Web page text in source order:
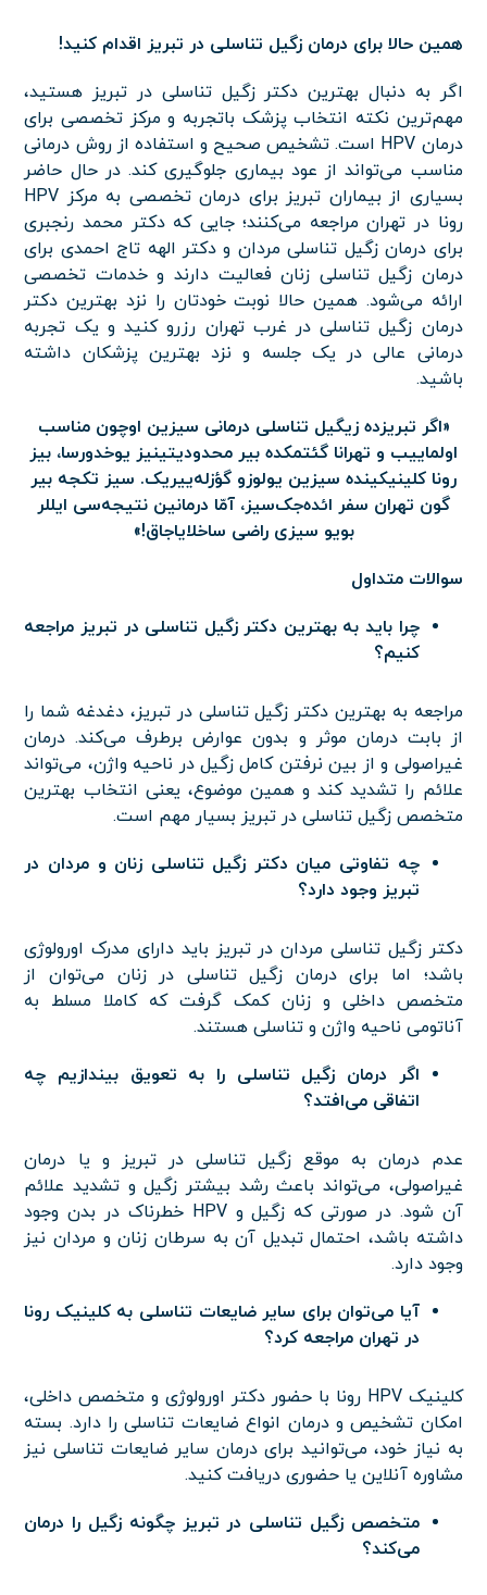
همین حالا برای درمان زگیل تناسلی در تبریز اقدام کنید!
اگر به دنبال بهترین دکتر زگیل تناسلی در تبریز هستید،
مهم‌ترین نکته انتخاب پزشک باتجربه و مرکز تخصصی برای
درمان HPV است. تشخیص صحیح و استفاده از روش درمانی
مناسب می‌تواند از عود بیماری جلوگیری کند. در حال حاضر
بسیاری از بیماران تبریز برای درمان تخصصی به مرکز HPV
رونا در تهران مراجعه می‌کنند؛ جایی که دکتر محمد رنجبری
برای درمان زگیل تناسلی مردان و دکتر الهه تاج احمدی برای
درمان زگیل تناسلی زنان فعالیت دارند و خدمات تخصصی
ارائه می‌شود. همین حالا نوبت خودتان را نزد بهترین دکتر
درمان زگیل تناسلی در غرب تهران رزرو کنید و یک تجربه
درمانی عالی در یک جلسه و نزد بهترین پزشکان داشته
باشید.
«اگر تبریزده زیگیل تناسلی درمانی سیزین اوچون مناسب
اولماییب و تهرانا گئتمکده بیر محدودیتینیز یوخدورسا، بیز
رونا کلینیکینده سیزین یولوزو گؤزله‌ییریک. سیز تکجه بیر
گون تهران سفر ائده‌جک‌سیز، آمّا درمانین نتیجه‌سی ایللر
بویو سیزی راضی ساخلایاجاق!»
سوالات متداول
چرا باید به بهترین دکتر زگیل تناسلی در تبریز مراجعه
کنیم؟
مراجعه به بهترین دکتر زگیل تناسلی در تبریز، دغدغه شما را
از بابت درمان موثر و بدون عوارض برطرف می‌کند. درمان
غیراصولی و از بین نرفتن کامل زگیل در ناحیه واژن، می‌تواند
علائم را تشدید کند و همین موضوع، یعنی انتخاب بهترین
متخصص زگیل تناسلی در تبریز بسیار مهم است.
چه تفاوتی میان دکتر زگیل تناسلی زنان و مردان در
تبریز وجود دارد؟
دکتر زگیل تناسلی مردان در تبریز باید دارای مدرک اورولوژی
باشد؛ اما برای درمان زگیل تناسلی در زنان می‌توان از
متخصص داخلی و زنان کمک گرفت که کاملا مسلط به
آناتومی ناحیه واژن و تناسلی هستند.
اگر درمان زگیل تناسلی را به تعویق بیندازیم چه
اتفاقی می‌افتد؟
عدم درمان به موقع زگیل تناسلی در تبریز و یا درمان
غیراصولی، می‌تواند باعث رشد بیشتر زگیل و تشدید علائم
آن شود. در صورتی که زگیل و HPV خطرناک در بدن وجود
داشته باشد، احتمال تبدیل آن به سرطان زنان و مردان نیز
وجود دارد.
آیا می‌توان برای سایر ضایعات تناسلی به کلینیک رونا
در تهران مراجعه کرد؟
کلینیک HPV رونا با حضور دکتر اورولوژی و متخصص داخلی،
امکان تشخیص و درمان انواع ضایعات تناسلی را دارد. بسته
به نیاز خود، می‌توانید برای درمان سایر ضایعات تناسلی نیز
مشاوره آنلاین یا حضوری دریافت کنید.
متخصص زگیل تناسلی در تبریز چگونه زگیل را درمان
می‌کند؟